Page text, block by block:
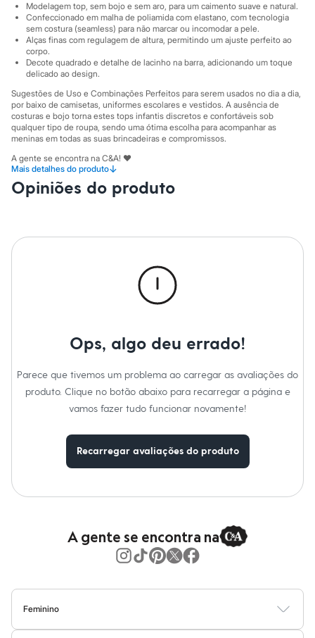
City
Clock House
Mindset
Sawary
Yessica
Moda esportiva
Acessórios
Blusas
Calçados
Leggings
Shorts e Bermudas
Moda íntima
Calcinhas
Cintas e Modeladores
Meias
Moda praia
Biquínis
Casacos e Jaquetas
Shorts e Saias
Vestidos
Bermudas
Camisas
Casacos e Jaquetas
Chapéus e Bonés
Cintos
Óculos
Modelagem top, sem bojo e sem aro, para um caimento suave e natural.
Confeccionado em malha de poliamida com elastano, com tecnologia
sem costura (seamless) para não marcar ou incomodar a pele.
Alças finas com regulagem de altura, permitindo um ajuste perfeito ao
corpo.
Decote quadrado e detalhe de lacinho na barra, adicionando um toque
delicado ao design.
Sugestões de Uso e Combinações Perfeitos para serem usados no dia a dia,
por baixo de camisetas, uniformes escolares e vestidos. A ausência de
costuras e bojo torna estes tops infantis discretos e confortáveis sob
qualquer tipo de roupa, sendo uma ótima escolha para acompanhar as
meninas em todas as suas brincadeiras e compromissos.
A gente se encontra na C&A! ❤
Mais detalhes do produto↓
Material
95% poliamida, 5% elastano
Lavar à temperatura máxima de 40ºC.
Não secar em secadora.
Não limpar a úmido.
Opiniões do produto
Ops, algo deu errado!
Parece que tivemos um problema ao carregar as avaliações do
produto. Clique no botão abaixo para recarregar a página e
vamos fazer tudo funcionar novamente!
Recarregar avaliações do produto
A gente se encontra na
Feminino
BlusasCalçasVestidosSaiasCasacosModa PraiaModa Íntima